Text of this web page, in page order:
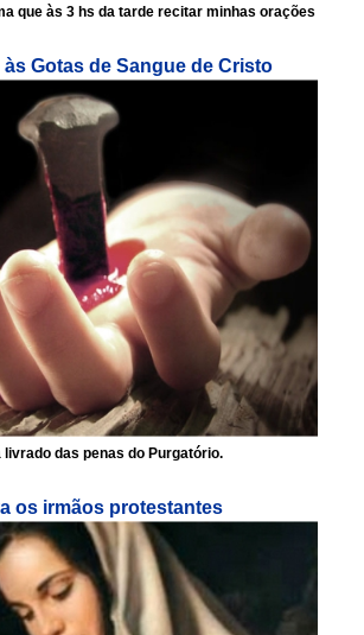
que às 3 hs da tarde recitar minhas orações
às Gotas de Sangue de Cristo
livrado das penas do Purgatório.
os irmãos protestantes